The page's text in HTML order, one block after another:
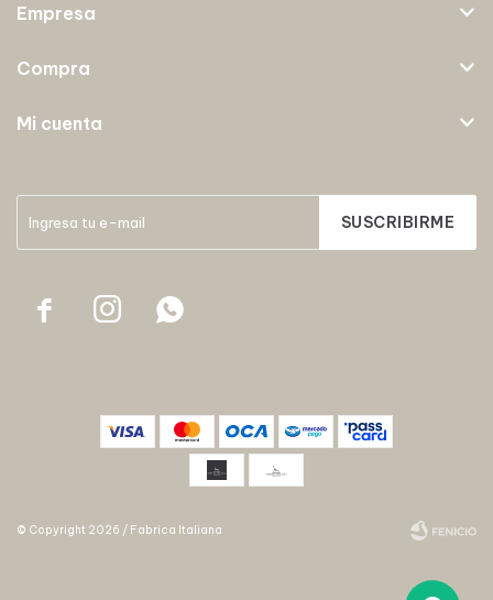
SUSCRIBIRME
  
Empresa
Compra
Mi cuenta
© Copyright 2026 / Fabrica Italiana